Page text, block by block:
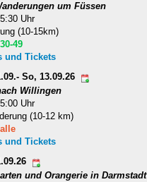
um Füssen
Uhr
(10-15km)
30-49
und Tickets
So, 13.09.26
Willingen
Uhr
(10-12 km)
alle
und Tickets
und Orangerie in Darmstadt